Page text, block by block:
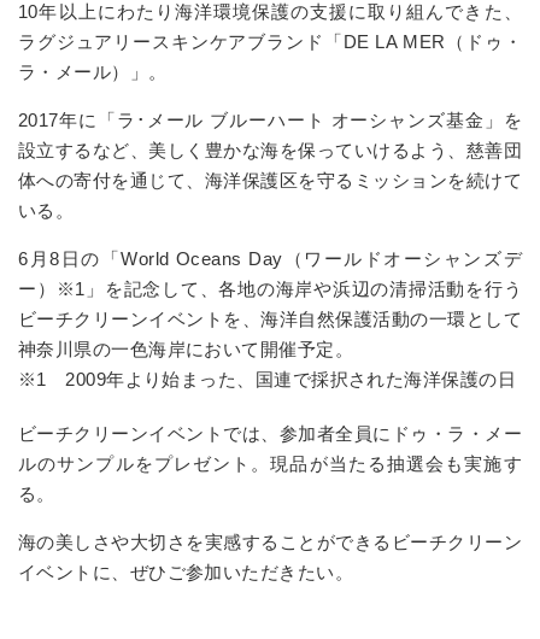
10年以上にわたり海洋環境保護の支援に取り組んできた、
ラグジュアリースキンケアブランド「DE LA MER（ドゥ・
ラ・メール）」。
2017年に「ラ･メール ブルーハート オーシャンズ基金」を
設立するなど、美しく豊かな海を保っていけるよう、慈善団
体への寄付を通じて、海洋保護区を守るミッションを続けて
いる。
6月8日の「World Oceans Day（ワールドオーシャンズデ
ー）※1」を記念して、各地の海岸や浜辺の清掃活動を行う
ビーチクリーンイベントを、海洋自然保護活動の一環として
神奈川県の一色海岸において開催予定。
※1 2009年より始まった、国連で採択された海洋保護の日
ビーチクリーンイベントでは、参加者全員にドゥ・ラ・メー
ルのサンプルをプレゼント。現品が当たる抽選会も実施す
る。
海の美しさや大切さを実感することができるビーチクリーン
イベントに、ぜひご参加いただきたい。